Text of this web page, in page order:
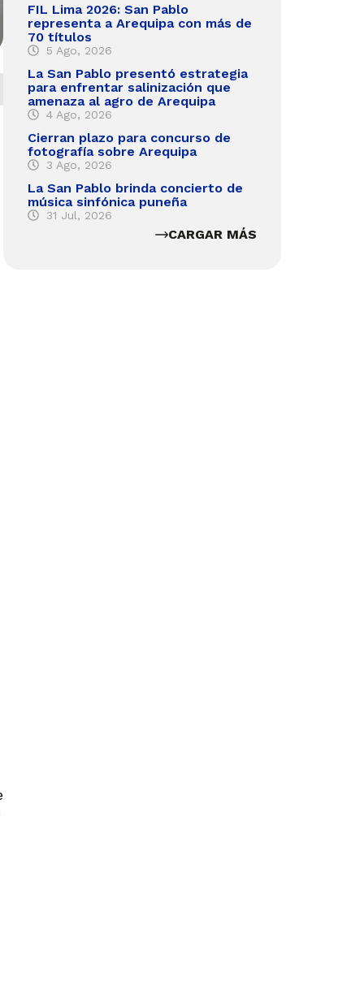
FIL Lima 2026: San Pablo
representa a Arequipa con más de
70 títulos
5 Ago, 2026
La San Pablo presentó estrategia
para enfrentar salinización que
amenaza al agro de Arequipa
4 Ago, 2026
Cierran plazo para concurso de
fotografía sobre Arequipa
3 Ago, 2026
La San Pablo brinda concierto de
música sinfónica puneña
31 Jul, 2026
CARGAR MÁS